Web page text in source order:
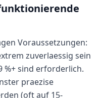
Voraussetzungen:
zuverlaessig sein
%+ sind erforderlich.
praezise
(oft auf 15-